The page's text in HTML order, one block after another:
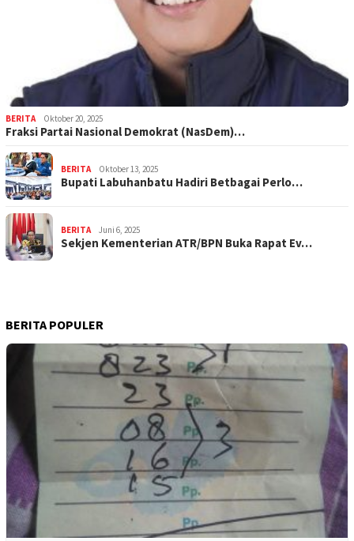
BERITA Oktober 20, 2025
Fraksi Partai Nasional Demokrat (NasDem)…
BERITA Oktober 13, 2025
Bupati Labuhanbatu Hadiri Betbagai Perlo…
BERITA Juni 6, 2025
Sekjen Kementerian ATR/BPN Buka Rapat Ev…
BERITA POPULER